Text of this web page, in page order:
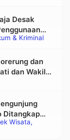
& Kriminal
Desak
Adat
dan
dan Wakil
Wisata
Ditangkap